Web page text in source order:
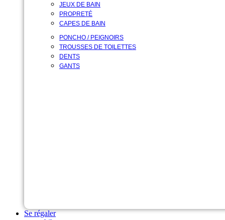
JEUX DE BAIN
PROPRETÉ
CAPES DE BAIN
PONCHO / PEIGNOIRS
TROUSSES DE TOILETTES
DENTS
GANTS
Se régaler